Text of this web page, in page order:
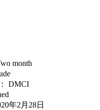
month
： DMCI
年2月28日